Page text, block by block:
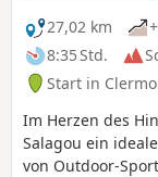
27,02 km
8:35 Std.
Start in
Im Herzen des
Salagou ein
von Outdoor-